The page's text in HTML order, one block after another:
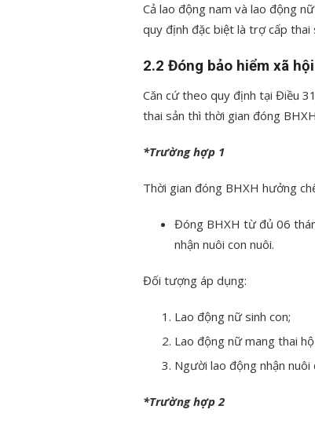
Cả lao động nam và lao động
quy định đặc biệt là trợ cấp thai
2.2 Đóng bảo hiểm xã
Căn cứ theo quy định tại Điều
thai sản thì thời gian đóng
*Trường hợp 1
Thời gian đóng BHXH hưởng
Đóng BHXH từ đủ 06
nhận nuôi con nuôi.
Đối tượng áp dụng:
Lao động nữ sinh con;
Lao động nữ mang thai
Người lao động nhận
*Trường hợp 2